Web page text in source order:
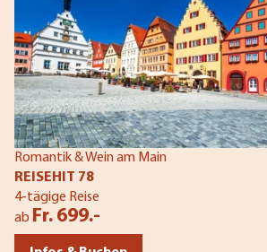
Romantik & Wein am Main
REISEHIT 78
4-tägige Reise
ab Fr. 699.-